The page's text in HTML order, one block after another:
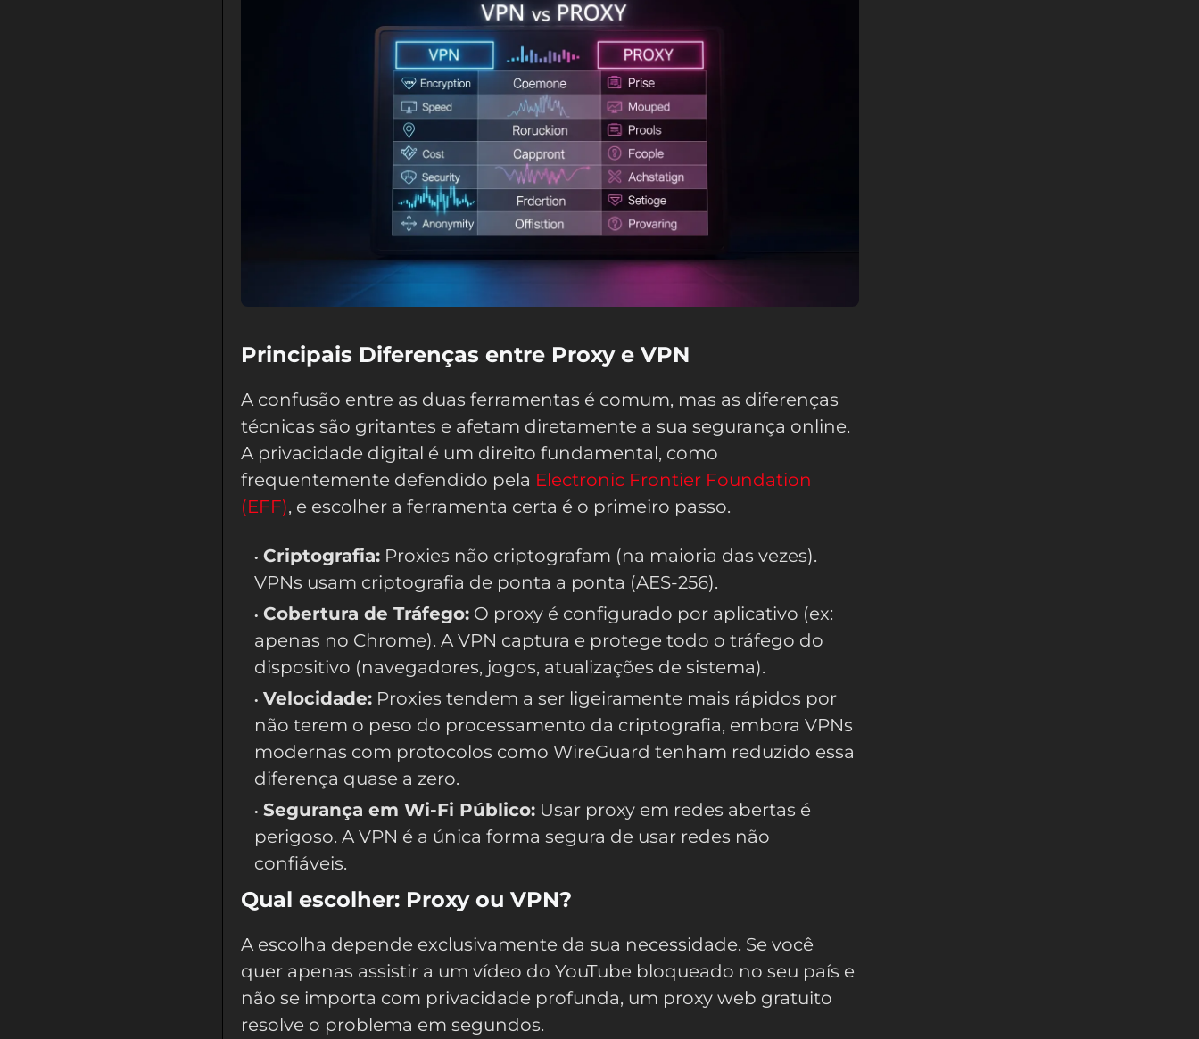
Principais Diferenças entre Proxy e VPN
A confusão entre as duas ferramentas é comum, mas as diferenças
técnicas são gritantes e afetam diretamente a sua segurança online.
A privacidade digital é um direito fundamental, como
frequentemente defendido pela Electronic Frontier Foundation
(EFF), e escolher a ferramenta certa é o primeiro passo.
Criptografia: Proxies não criptografam (na maioria das vezes).
VPNs usam criptografia de ponta a ponta (AES-256).
Cobertura de Tráfego: O proxy é configurado por aplicativo (ex:
apenas no Chrome). A VPN captura e protege todo o tráfego do
dispositivo (navegadores, jogos, atualizações de sistema).
Velocidade: Proxies tendem a ser ligeiramente mais rápidos por
não terem o peso do processamento da criptografia, embora VPNs
modernas com protocolos como WireGuard tenham reduzido essa
diferença quase a zero.
Segurança em Wi-Fi Público: Usar proxy em redes abertas é
perigoso. A VPN é a única forma segura de usar redes não
confiáveis.
Qual escolher: Proxy ou VPN?
A escolha depende exclusivamente da sua necessidade. Se você
quer apenas assistir a um vídeo do YouTube bloqueado no seu país e
não se importa com privacidade profunda, um proxy web gratuito
resolve o problema em segundos.